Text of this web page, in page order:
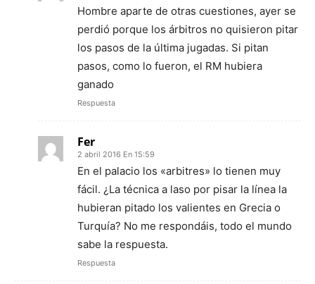
Hombre aparte de otras cuestiones, ayer se
perdió porque los árbitros no quisieron pitar
los pasos de la última jugadas. Si pitan
pasos, como lo fueron, el RM hubiera
ganado
Respuesta
Fer
2 abril 2016 En 15:59
En el palacio los «arbitres» lo tienen muy
fácil. ¿La técnica a laso por pisar la línea la
hubieran pitado los valientes en Grecia o
Turquía? No me respondáis, todo el mundo
sabe la respuesta.
Respuesta